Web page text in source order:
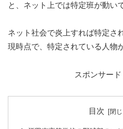
と、ネット上では特定班が動い
ネット社会で炎上すれば特定さ
現時点で、特定されている人物
スポンサード
目次